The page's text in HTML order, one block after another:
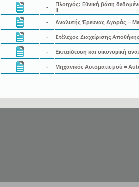
-
Πλοηγός: Εθνική βάση
II
-
Αναλυτής Έρευνας Αγοράς =
- Στέλεχος Διαχείρισης
- Εκπαίδευση και οικονοµική
- Μηχανικός Αυτοματισμού =